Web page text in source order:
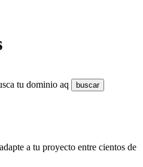
tu dominio aqu
buscar
a tu proyecto entre cientos de